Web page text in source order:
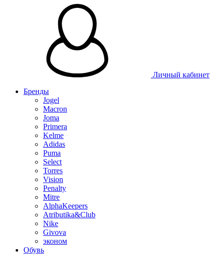
Личный кабинет
Бренды
Jogel
Macron
Joma
Primera
Kelme
Adidas
Puma
Select
Torres
Vision
Penalty
Mitre
AlphaKeepers
Atributika&Club
Nike
Givova
эконом
Обувь